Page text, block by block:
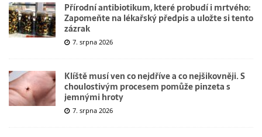
Přírodní antibiotikum, které probudí i mrtvého:
Zapomeňte na lékařský předpis a uložte si tento
zázrak
7. srpna 2026
Klíště musí ven co nejdříve a co nejšikovněji. S
choulostivým procesem pomůže pinzeta s
jemnými hroty
7. srpna 2026